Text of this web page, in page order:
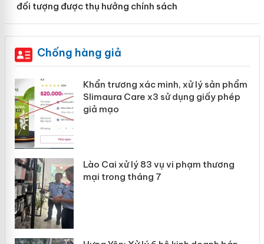
đối tượng được thụ hưởng chính sách
Chống hàng giả
Khẩn trương xác minh, xử lý sản phẩm
Slimaura Care x3 sử dụng giấy phép
giả mạo
Lào Cai xử lý 83 vụ vi phạm thương
mại trong tháng 7